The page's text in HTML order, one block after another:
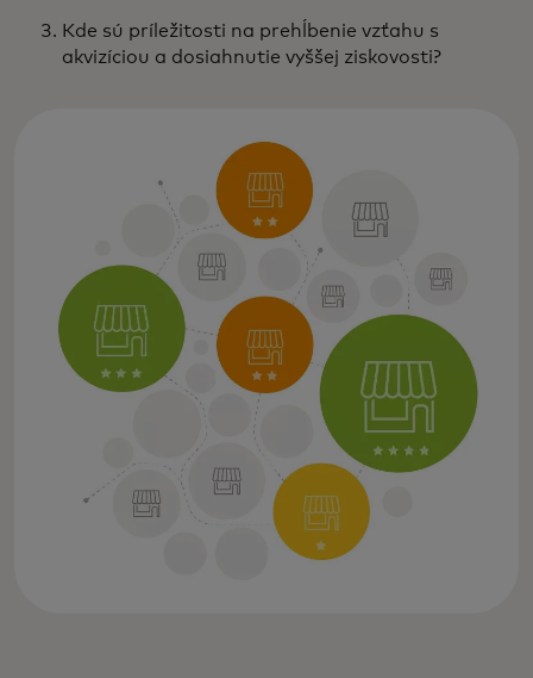
Kde sú príležitosti na prehĺbenie vzťahu s
akvizíciou a dosiahnutie vyššej ziskovosti?